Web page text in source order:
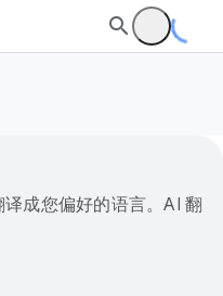
成您偏好的语言。AI 翻